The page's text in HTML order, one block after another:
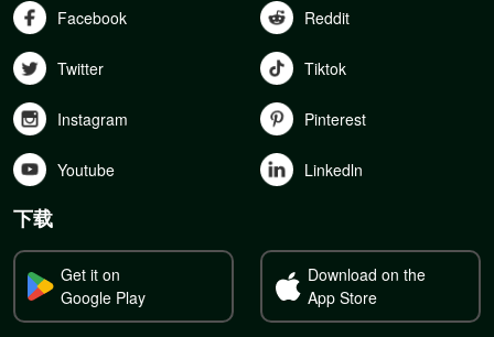
Facebook Reddit
Twitter Tiktok
Instagram Pinterest
Youtube Linkedln
下载
Get it on
Google Play
Download on the
App Store